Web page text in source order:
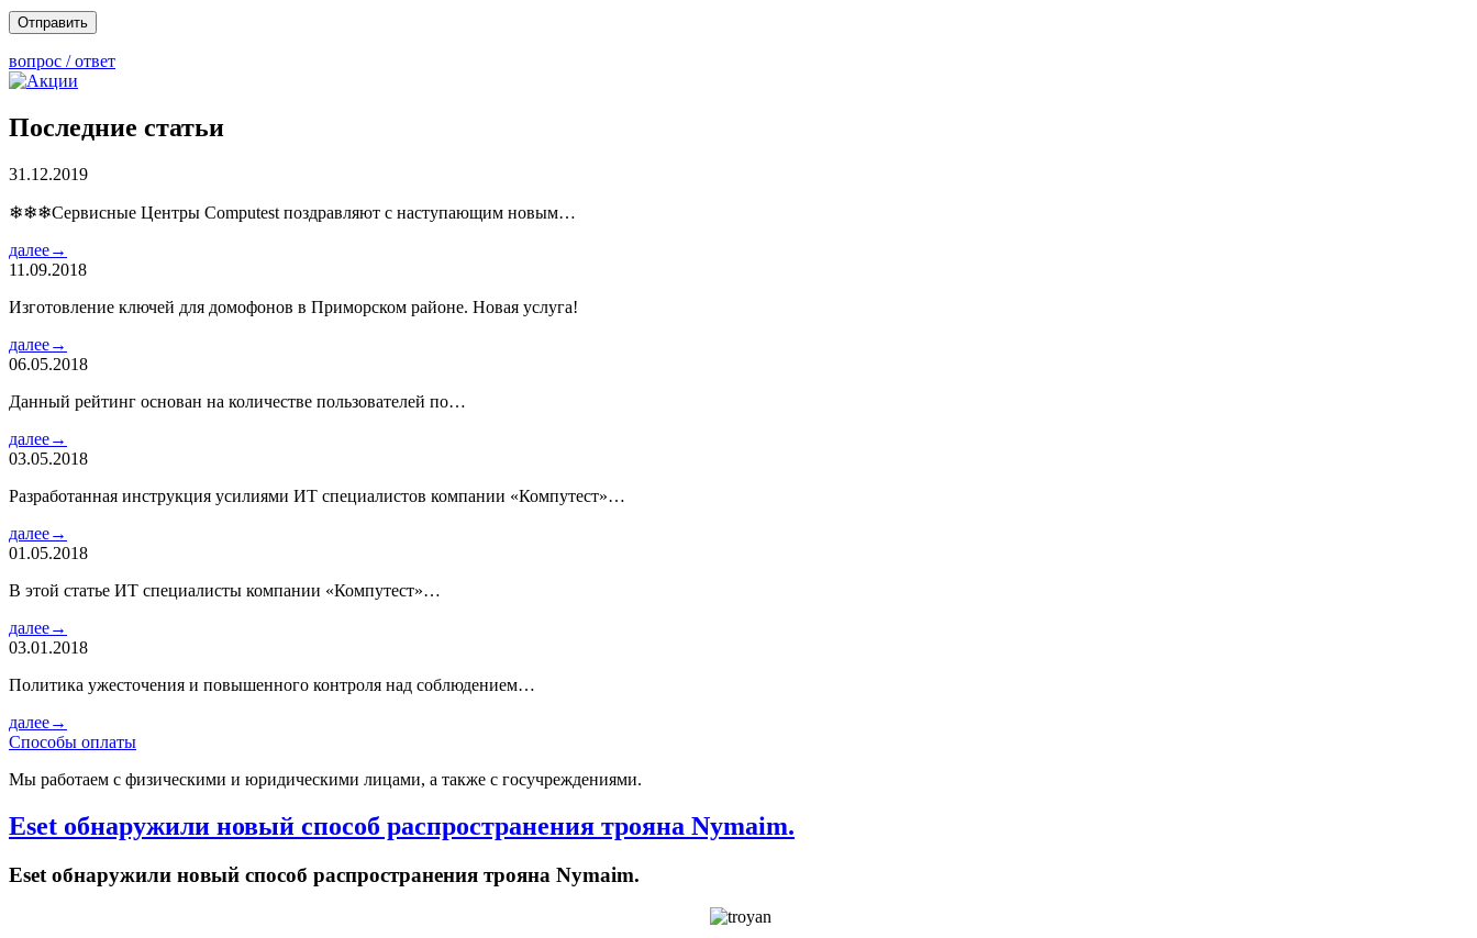
вопрос / ответ
Последние статьи
31.12.2019
❄❄❄Сервисные Центры Computest поздравляют с наступающим новым…
далее→
11.09.2018
Изготовление ключей для домофонов в Приморском районе. Новая услуга!
далее→
06.05.2018
Данный рейтинг основан на количестве пользователей по…
далее→
03.05.2018
Разработанная инструкция усилиями ИТ специалистов компании «Компутест»…
далее→
01.05.2018
В этой статье ИТ специалисты компании «Компутест»…
далее→
03.01.2018
Политика ужесточения и повышенного контроля над соблюдением…
далее→
Способы оплаты
Мы работаем с физическими и юридическими лицами, а также с госучреждениями.
Eset обнаружили новый способ распространения трояна Nymaim.
Eset обнаружили новый способ распространения трояна Nymaim.